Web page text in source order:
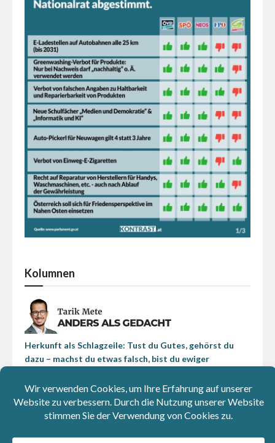
Kolumnen
Herkunft als Schlagzeile: Tust du Gutes, gehörst du
dazu – machst du etwas falsch, bist du ewiger